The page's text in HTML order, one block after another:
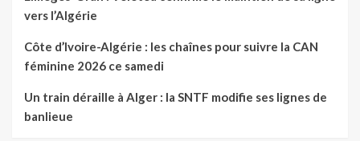
vers l’Algérie
Côte d’Ivoire-Algérie : les chaînes pour suivre la CAN
féminine 2026 ce samedi
Un train déraille à Alger : la SNTF modifie ses lignes de
banlieue